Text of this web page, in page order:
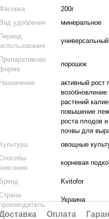
Фасовка
200г
Вид удобрения
минеральное
Период
использования
универсальный
Препаративная
порошок
Назначение
активный рост
растений
повышение
роста плодов
почвы для
Культура
овощные
внесения
корневая
Бренд
Kvitofor
производитель
Украина
Оплата